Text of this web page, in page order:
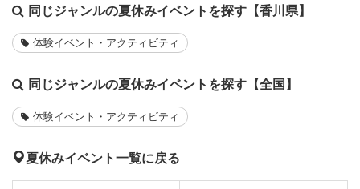
同じジャンルの夏休みイベントを探す【香川県】
体験イベント・アクティビティ
同じジャンルの夏休みイベントを探す【全国】
体験イベント・アクティビティ
夏休みイベント一覧に戻る